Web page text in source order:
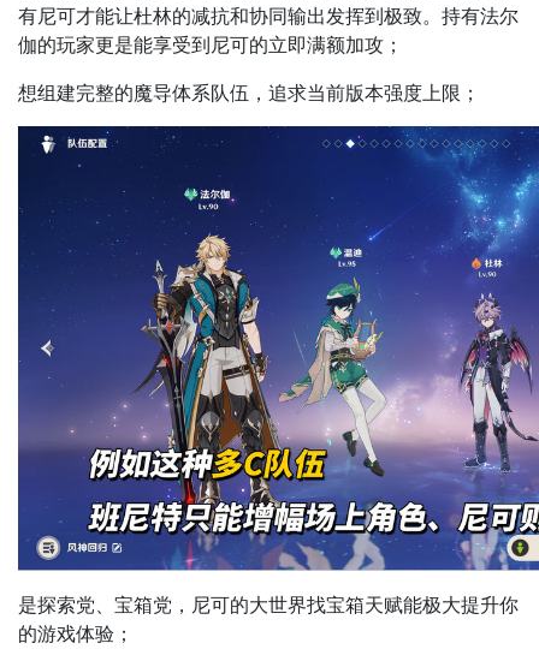
有尼可才能让杜林的减抗和协同输出发挥到极致。持有法尔
伽的玩家更是能享受到尼可的立即满额加攻；
想组建完整的魔导体系队伍，追求当前版本强度上限；
是探索党、宝箱党，尼可的大世界找宝箱天赋能极大提升你
的游戏体验；